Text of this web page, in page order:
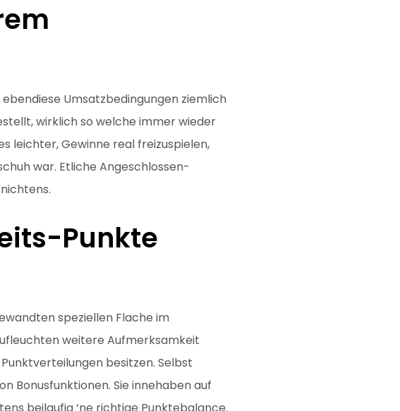
ebendiese Umsatzbedingungen ziemlich
wirklich so welche immer wieder
leichter, Gewinne real freizuspielen,
war. Etliche Angeschlossen-
Punkte
speziellen Flache im
weitere Aufmerksamkeit
besitzen. Selbst
Bonusfunktionen. Sie innehaben auf